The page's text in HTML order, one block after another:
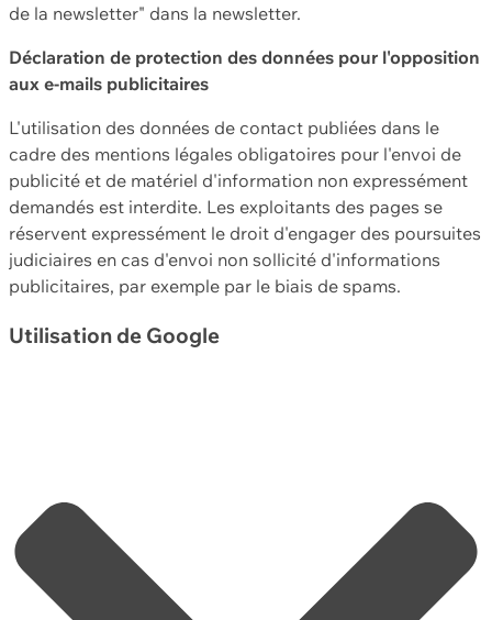
de la newsletter" dans la newsletter.
Déclaration de protection des données pour l'opposition
aux e-mails publicitaires
L'utilisation des données de contact publiées dans le
cadre des mentions légales obligatoires pour l'envoi de
publicité et de matériel d'information non expressément
demandés est interdite. Les exploitants des pages se
réservent expressément le droit d'engager des poursuites
judiciaires en cas d'envoi non sollicité d'informations
publicitaires, par exemple par le biais de spams.
Utilisation de Google